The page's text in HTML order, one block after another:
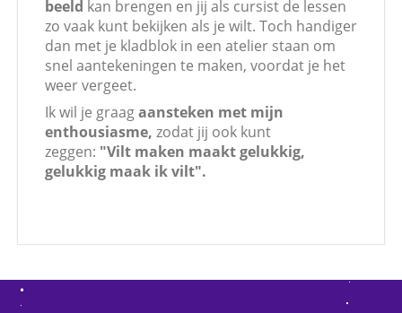
beeld kan brengen en jij als cursist de lessen
zo vaak kunt bekijken als je wilt. Toch handiger
dan met je kladblok in een atelier staan om
snel aantekeningen te maken, voordat je het
weer vergeet.
Ik wil je graagaansteken met mijn
enthousiasme, zodat jij ook kunt
zeggen: "Vilt maken maakt gelukkig,
gelukkig maak ik vilt".